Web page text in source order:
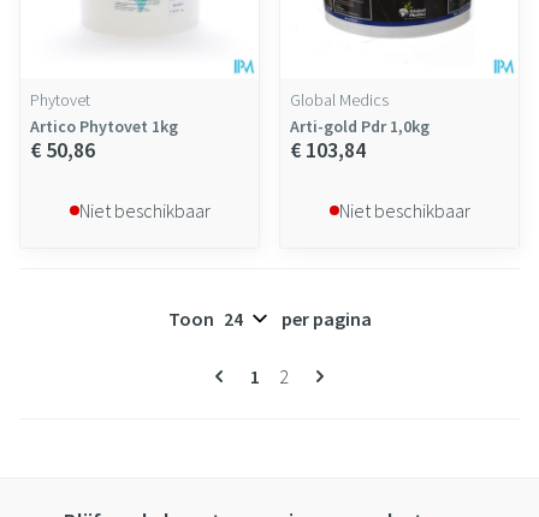
Phytovet
Artico Phytovet 1kg
€ 50,86
Niet beschikbaar
Global Medics
Arti-gold Pdr 1,0kg
€ 103,84
Niet beschikbaar
Pagina's
U lees momenteel pagina
1 Pagina
2
Toon per pagina